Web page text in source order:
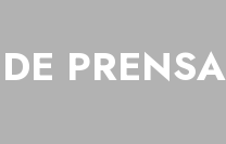
PRENSA